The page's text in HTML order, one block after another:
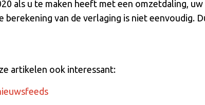
als u te maken heeft met een omzetdaling,
berekening van de verlaging is niet eenvoudig.
artikelen ook interessant: